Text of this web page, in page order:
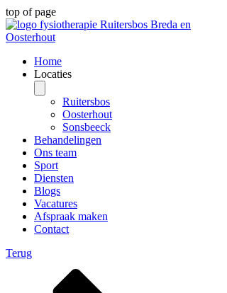
top of page
Home
Locaties
Ruitersbos
Oosterhout
Sonsbeeck
Behandelingen
Ons team
Sport
Diensten
Blogs
Vacatures
Afspraak maken
Contact
Terug